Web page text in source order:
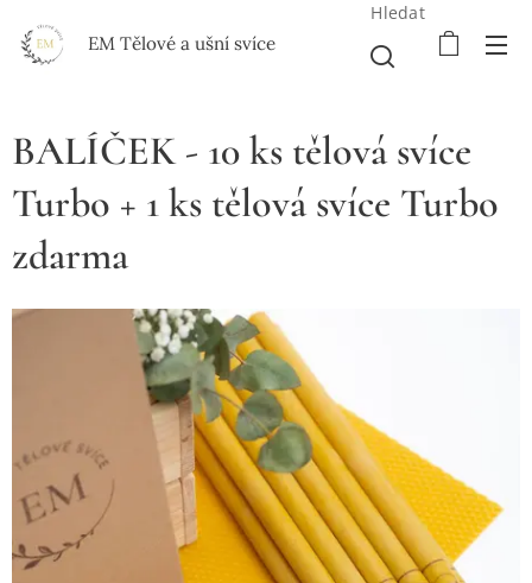
EM Tělové a ušní svíce
Hledat
BALÍČEK - 10 ks tělová svíce
Turbo + 1 ks tělová svíce Turbo
zdarma